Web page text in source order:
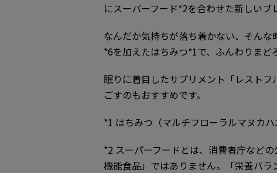
にスーパーフード*2を合わせた新しいブ
なんだか気持ちが落ち着かない、そん
*6を加えたはちみつ*1で、ふんわりまど
眠りに着目したサプリメント「レスト
ごすのもおすすめです。
*1 はちみつ（マルチフローラルマヌカハ
*2 スーパーフードとは、消費者庁など
機能食品」ではありません。「栄養バ